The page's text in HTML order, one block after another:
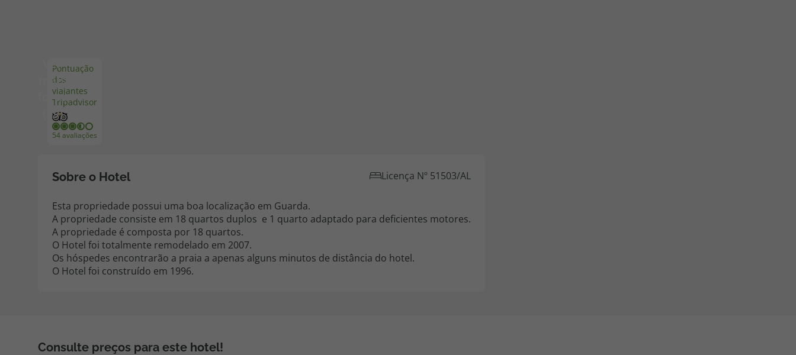
Disneyland ® Paris
Pontuação
dos
viajantes
Tripadvisor
54 avaliações
Ver
mais
fotos
(29)
Sobre o Hotel Licença Nº 51503/AL
Esta propriedade possui uma boa localização em Guarda.
A propriedade consiste em 18 quartos duplos e 1 quarto adaptado para deficientes motores.
A propriedade é composta por 18 quartos.
O Hotel foi totalmente remodelado em 2007.
Os hóspedes encontrarão a praia a apenas alguns minutos de distância do hotel.
O Hotel foi construído em 1996.
Consulte preços para este hotel!